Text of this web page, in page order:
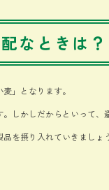
なときは？
」となります。
しかしだからといって
を摂り入れていきましょ